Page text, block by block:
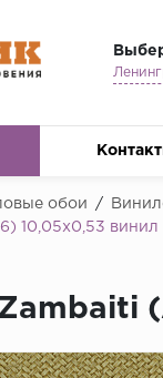
обои /
10,05x0,53 винил